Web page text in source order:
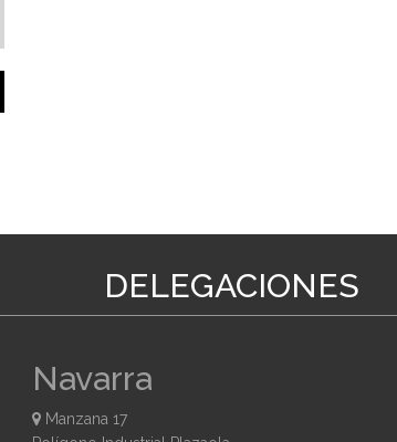
DELEGACIONES
Navarra
Manzana 17